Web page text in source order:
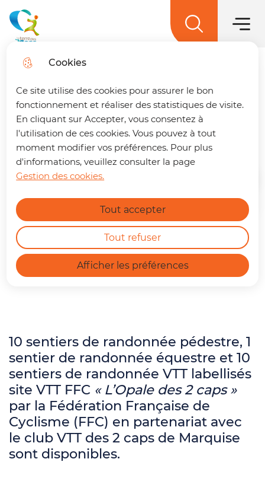
Cookies
Ce site utilise des cookies pour assurer le bon
fonctionnement et réaliser des statistiques de visite.
En cliquant sur Accepter, vous consentez à
l'utilisation de ces cookies. Vous pouvez à tout
moment modifier vos préférences. Pour plus
d'informations, veuillez consulter la page
Gestion des cookies.
Afficher les préférences
Tout accepter
Tout refuser
Skip to
menu
content
Skip to
site map
🚌 Vos déplacements simplifiés sur La
terre des 2 caps !Un trajet à préparer ?
Retrouvez dès maintenant notre nouvelle
page dédiée à la mobilité. En quelques clics,
vous pouvez :
Connaître l'horaire du prochain bus à
votre arrêt.
Consulter les tracés et fiches horaires
https://terredes2caps.fr/trouver-son-trajet
Find out more
La terre des 2 caps Menu
Randonnée
Home
La terre des 2 caps dispose d'une
offre randonnée très riche. En effet,
plus de 400 kilomètres de sentiers
sont proposés sur le territoire.
10 sentiers de randonnée pédestre, 1
sentier de randonnée équestre et 10
sentiers de randonnée VTT labellisés
site VTT FFC « L’Opale des 2 caps »
par la Fédération Française de
Cyclisme (FFC) en partenariat avec
le club VTT des 2 caps de Marquise
sont disponibles.